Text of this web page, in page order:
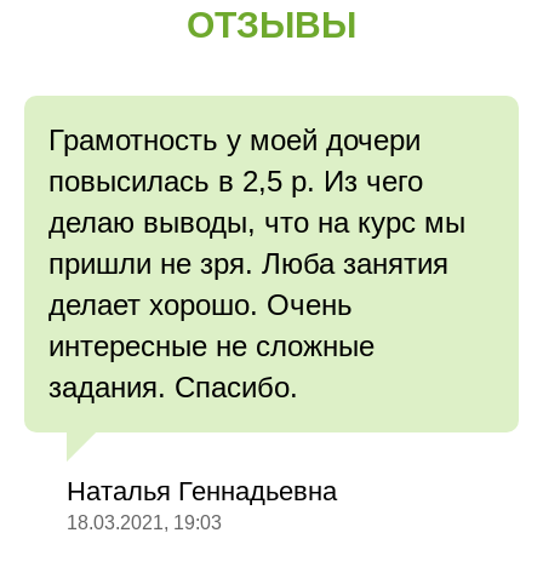
ОТЗЫВЫ
Грамотность у моей дочери
повысилась в 2,5 р. Из чего
делаю выводы, что на курс мы
пришли не зря. Люба занятия
делает хорошо. Очень
интересные не сложные
задания. Спасибо.
Наталья Геннадьевна
18.03.2021, 19:03